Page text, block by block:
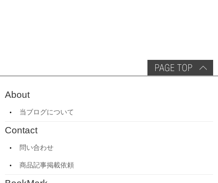
About
当ブログについて
Contact
問い合わせ
商品記事掲載依頼